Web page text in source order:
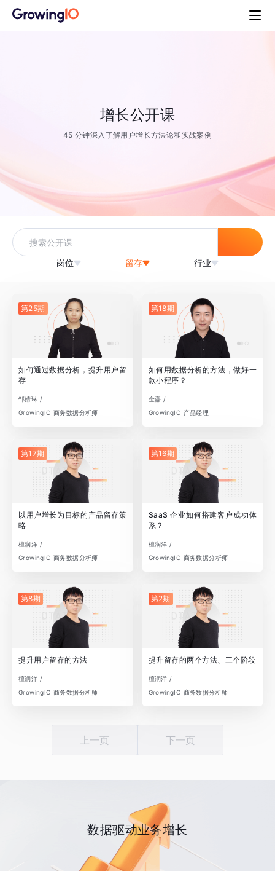
增长公开课
45 分钟深入了解用户增长方法论和实战案例
岗位 留存 行业
第25期
如何通过数据分析，提升用户留
存
邹婧琳 /
GrowingIO 商务数据分析师
第18期
如何用数据分析的方法，做好一
款小程序？
金磊 /
GrowingIO 产品经理
第17期
以用户增长为目标的产品留存策
略
檀润洋 /
GrowingIO 商务数据分析师
第16期
SaaS 企业如何搭建客户成功体
系？
檀润洋 /
GrowingIO 商务数据分析师
第8期
提升用户留存的方法
檀润洋 /
GrowingIO 商务数据分析师
第2期
提升留存的两个方法、三个阶段
檀润洋 /
GrowingIO 商务数据分析师
上一页 下一页
数据驱动业务增长